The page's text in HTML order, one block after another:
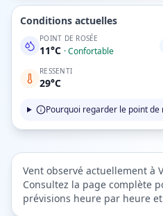
Conditions actuelles
POINT DE ROSÉE
11°C ·Confortable
RESSENTI
29°C
Pourquoi regarder le point de
Vent observé actuellement à
Consultez la page complète
prévisions heure par heure